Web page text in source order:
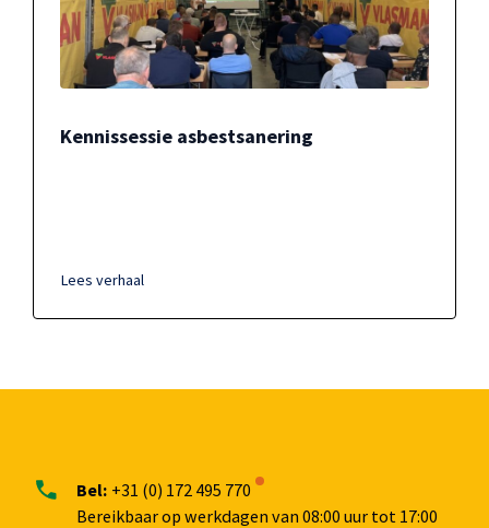
Kennissessie asbestsanering
Lees verhaal
Bel: +31 (0) 172 495 770
Bereikbaar op werkdagen van 08:00 uur tot 17:00